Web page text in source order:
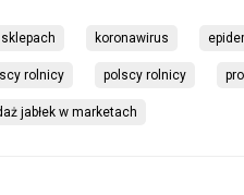
koronawirus
rolnicy polscy rolnicy
jabłek w marketach